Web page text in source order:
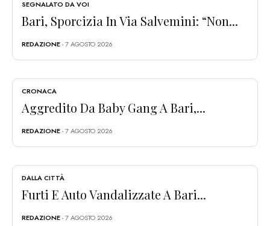
SEGNALATO DA VOI
Bari, Sporcizia In Via Salvemini: “Non...
REDAZIONE- 7 AGOSTO 2026
CRONACA
Aggredito Da Baby Gang A Bari,...
REDAZIONE- 7 AGOSTO 2026
DALLA CITTÀ
Furti E Auto Vandalizzate A Bari...
REDAZIONE- 7 AGOSTO 2026